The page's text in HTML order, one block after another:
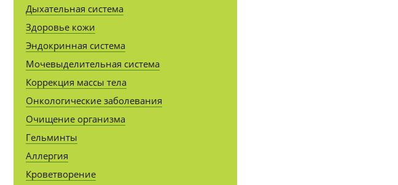
Дыхательная система
Здоровье кожи
Эндокринная система
Мочевыделительная система
Коррекция массы тела
Онкологические заболевания
Очищение организма
Гельминты
Аллергия
Кроветворение